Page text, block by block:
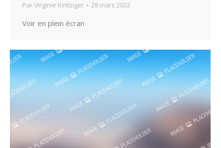
ParVirginie Kintziger 28 mars 2022
Voir en plein écran